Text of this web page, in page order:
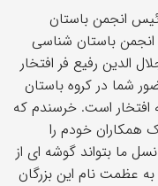
انجمن باستان
انجمن باستان شناسی
الدین رفیع فر افتخار
شما در کروه باستان
افتخار است. خرسندم که
همکاران خودم را
ما بتواند گوشه ای از
به عظمت نام این بزرگان